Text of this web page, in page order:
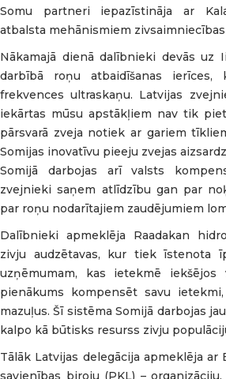
Somu partneri iepazīstināja ar
atbalsta mehānismiem
Nākamajā dienā dalībnieki devās uz
darbībā roņu atbaidīšanas ierīces,
frekvences ultraskaņu. Latvijas
iekārtas mūsu apstākļiem nav tik
pārsvarā zveja notiek ar gariem
Somijas inovatīvu pieeju zvejas
Somijā darbojas arī valsts
zvejnieki saņem atlīdzību gan par
par roņu nodarītajiem zaudējumiem
Dalībnieki apmeklēja Raadakan
zivju audzētavas, kur tiek īstenota
uzņēmumam, kas ietekmē
pienākums kompensēt savu
mazuļus. Šī sistēma Somijā darbojas
kalpo kā būtisks resurss zivju
Tālāk Latvijas delegācija apmeklēja
savienības biroju (PKL) –